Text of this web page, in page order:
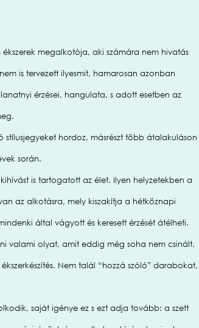
ékszerek megalkotója, aki számára nem hivatás
is tervezett ilyesmit, hamarosan azonban
érzései, hangulata, s adott esetben az
stílusjegyeket hordoz, másrészt több átalakuláson
során.
is tartogatott az élet. Ilyen helyzetekben a
az alkotásra, mely kiszakítja a hétköznapi
által vágyott és keresett érzését átélheti.
valami olyat, amit eddig még soha nem csinált.
Nem talál “hozzá szóló” darabokat,
saját igénye ez s ezt adja tovább: a szett